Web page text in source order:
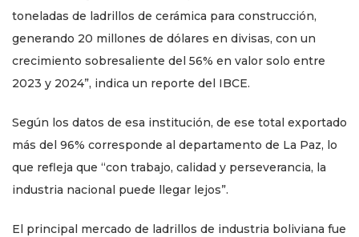
toneladas de ladrillos de cerámica para construcción,
generando 20 millones de dólares en divisas, con un
crecimiento sobresaliente del 56% en valor solo entre
2023 y 2024”, indica un reporte del IBCE.
Según los datos de esa institución, de ese total exportado
más del 96% corresponde al departamento de La Paz, lo
que refleja que “con trabajo, calidad y perseverancia, la
industria nacional puede llegar lejos”.
El principal mercado de ladrillos de industria boliviana fue